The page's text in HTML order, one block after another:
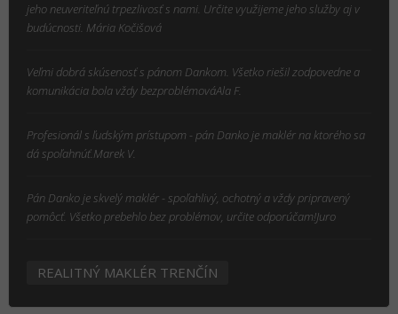
jeho neuveriteľnú trpezlivosť s nami. Určite využijeme jeho služby aj v
budúcnosti. Mária Kočišová
Veľmi dobrá skúsenosť s pánom Dankom. Všetko riešil zodpovedne a
komunikácia bola vždy bezproblémováAla F.
Profesionál s ľudským prístupom - pán Danko je maklér na ktorého sa
dá spoľahnúť.Marek V.
Pán Danko je skvelý maklér - spoľahlivý, ochotný a vždy pripravený
pomôcť. Všetko prebehlo bez problémov, určite odporúčam!Juro
REALITNÝ MAKLÉR TRENČÍN